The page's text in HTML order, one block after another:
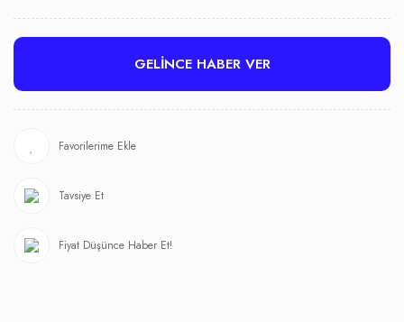
GELİNCE HABER VER
Tavsiye Et
Fiyat Düşünce Haber Et!